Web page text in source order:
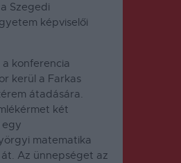
Szegedi
képviselői
konferencia
kerül a Farkas
átadására.
két
egy
matematika
Az ünnepséget az